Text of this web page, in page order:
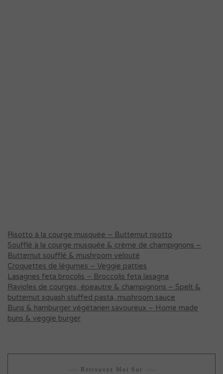
Risotto à la courge musquée – Butternut risotto
Soufflé à la courge musquée & crème de champignons –
Butternut soufflé & mushroom velouté
Croquettes de légumes – Veggie patties
Lasagnes feta brocolis – Broccolis feta lasagna
Ravioles de courges, épeautre & champignons – Spelt &
butternut squash stuffed pasta, mushroom sauce
Buns & hamburger végétarien savoureux – Home made
buns & veggie burger
Retrouvez Moi Sur